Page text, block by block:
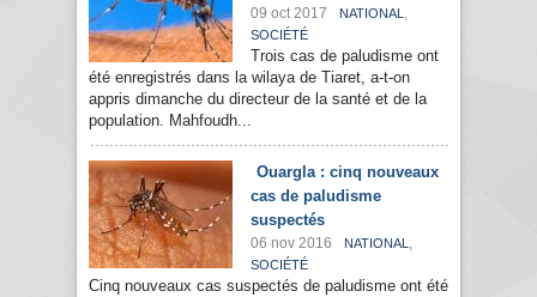
09 oct 2017 NATIONAL ,
SOCIÉTÉ
Trois cas de paludisme ont
été enregistrés dans la wilaya de Tiaret, a-t-on
appris dimanche du directeur de la santé et de la
population. Mahfoudh...
Ouargla : cinq nouveaux
cas de paludisme
suspectés
06 nov 2016 NATIONAL ,
SOCIÉTÉ
Cinq nouveaux cas suspectés de paludisme ont été